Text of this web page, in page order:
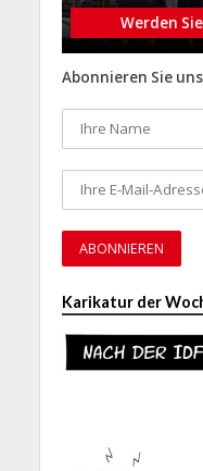
Werden
Abonnieren Sie
Karikatur der